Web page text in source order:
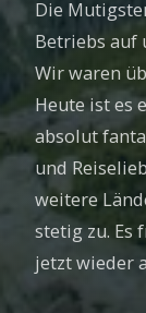
Die
Betriebs auf
Wir waren
Heute ist es
absolut
und
weitere
stetig zu. Es
jetzt wieder